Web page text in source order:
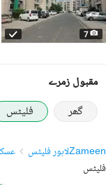
7
مقبول زمرے
گھر
فلیٹس
Zameenلاہور فلیٹس
فلیٹس